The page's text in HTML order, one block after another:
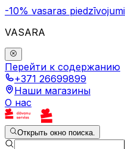
-10% vasaras
VASARA
Перейти к содержанию
+371 26699899
Наши магазины
О нас
Открыть окно поиска.